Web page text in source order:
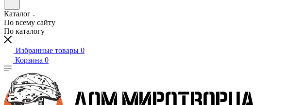
Каталог
По всему сайту
По каталогу
Избранные товары 0
Корзина 0